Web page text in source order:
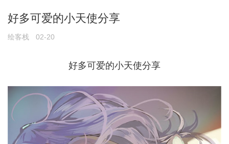
好多可爱的小天使分享
绘客栈 02-20
好多可爱的小天使分享